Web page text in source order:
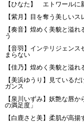
【ひなた】 エトワールに
【紫月】目を奪う美しい
【奏音】煌めく美貌と溢
う
【音羽】インテリジェン
まらない
【佳乃】煌めく美貌と溢
【美浜ゆうり】見ている
ガンス
【泉川いずみ】妖艶な唇
の満足度」
【白鹿さと美】柔肌が高